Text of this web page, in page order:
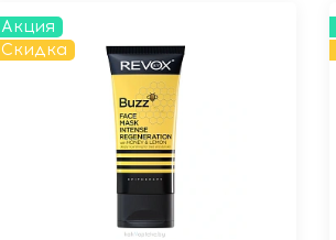
Акция
Скидка